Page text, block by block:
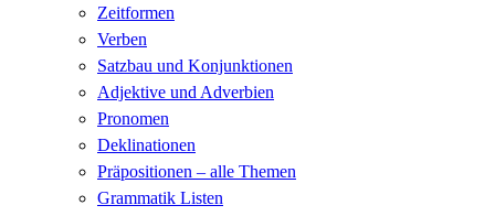
Zeitformen
Verben
Satzbau und Konjunktionen
Adjektive und Adverbien
Pronomen
Deklinationen
Präpositionen – alle Themen
Grammatik Listen